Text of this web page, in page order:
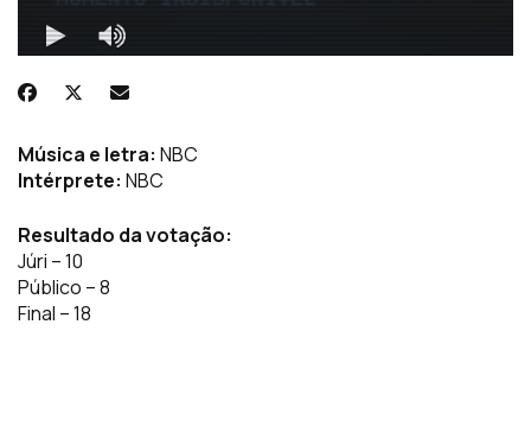
Música e letra: NBC
Intérprete: NBC
Resultado da votação:
Júri – 10
Público – 8
Final – 18